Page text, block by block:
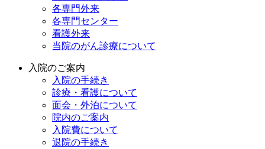
各専門外来
各専門センター
看護外来
当院のがん診療について
入院のご案内
入院の手続き
診療・看護について
面会・外泊について
院内のご案内
入院費について
退院の手続き